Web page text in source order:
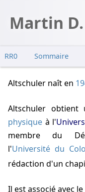
Martin
RR0 Sommaire
Altschuler naîten
Altschuler
physique à l'
membre du
l'Université du
rédaction d'un
Il est associé avec le